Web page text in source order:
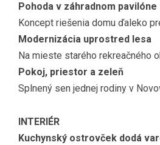
Pohoda v záhradnom pavilóne
Koncept riešenia domu ďaleko
Modernizácia uprostred lesa
Na mieste starého rekreačného
Pokoj, priestor a zeleň
Splnený sen jednej rodiny v
INTERIÉR
Kuchynský ostrovček dodá